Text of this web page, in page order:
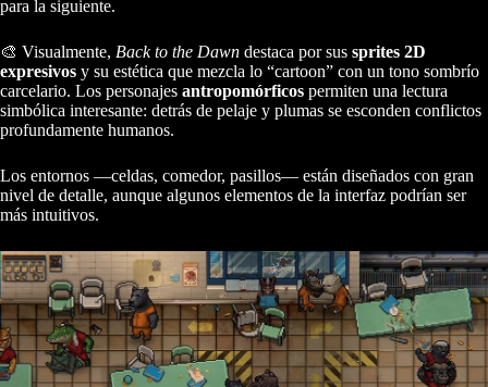
para la siguiente.
🎨 Visualmente, Back to the Dawn destaca por sus sprites 2D
expresivos y su estética que mezcla lo “cartoon” con un tono sombrío
carcelario. Los personajes antropomórficos permiten una lectura
simbólica interesante: detrás de pelaje y plumas se esconden conflictos
profundamente humanos.
Los entornos —celdas, comedor, pasillos— están diseñados con gran
nivel de detalle, aunque algunos elementos de la interfaz podrían ser
más intuitivos.